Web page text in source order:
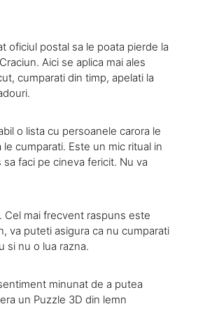
oficiul postal sa le poata pierde la
Aici se aplica mai ales
cumparati din timp, apelati la
o lista cu persoanele carora le
cumparati. Este un mic ritual in
faci pe cineva fericit. Nu va
Cel mai frecvent raspuns este
va puteti asigura ca nu cumparati
si nu o lua razna.
minunat de a putea
un Puzzle 3D din lemn